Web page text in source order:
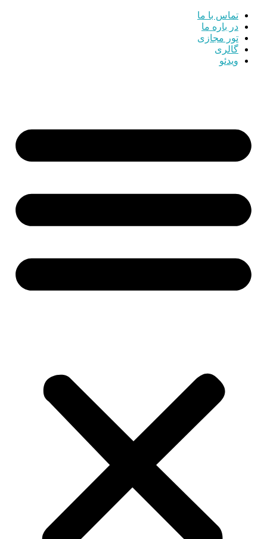
تماس با ما
در باره ما
تور مجازی
گالری
ویدئو